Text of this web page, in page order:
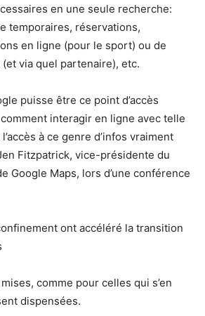
en une seule recherche:
temporaires, réservations,
en ligne (pour le sport) ou de
via quel partenaire), etc.
puisse être ce point d’accès
interagir en ligne avec telle
à ce genre d’infos vraiment
Fitzpatrick, vice-présidente du
Google Maps, lors d’une conférence
ont accéléré la transition
comme pour celles qui s’en
dispensées.